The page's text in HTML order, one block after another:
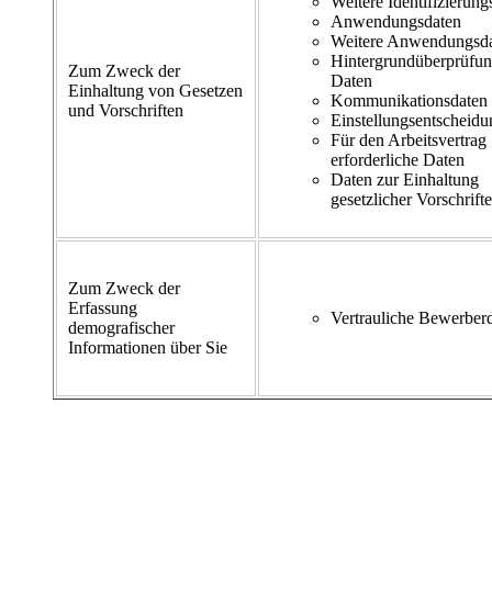
Zum Zweck der
Einhaltung von Gesetzen
und Vorschriften
Anwendungsdaten
Weitere
Daten
Kommunikationsdaten
Für den Arbeitsvertrag
erforderliche Daten
Daten zur Einhaltung
gesetzlicher
Zum Zweck der
Erfassung
demografischer
Informationen über Sie
Vertrauliche